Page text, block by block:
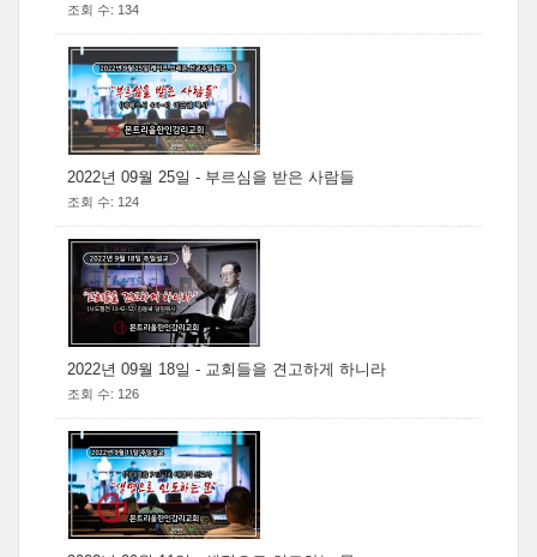
조회 수: 134
2022년 09월 25일 - 부르심을 받은 사람들
조회 수: 124
2022년 09월 18일 - 교회들을 견고하게 하니라
조회 수: 126